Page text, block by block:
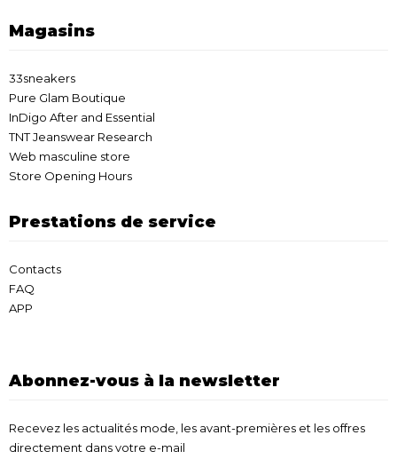
Magasins
33sneakers
Pure Glam Boutique
InDigo After and Essential
TNT Jeanswear Research
Web masculine store
Store Opening Hours
Prestations de service
Contacts
FAQ
APP
Abonnez-vous à la newsletter
Recevez les actualités mode, les avant-premières et les offres
directement dans votre e-mail